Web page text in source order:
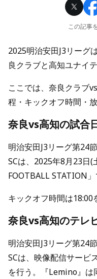
この記事
2025明治安田J3リーグ
良クラブと高知ユナイ
ここでは、奈良クラブ
程・キックオフ時間・
奈良vs高知の試合
明治安田J3リーグ第24
SCは、2025年8月23日
FOOTBALL STATION」
キックオフ時間は18:00
奈良vs高知のテレ
明治安田J3リーグ第24
SCは、映像配信サービ
を行う。『Lemino』は